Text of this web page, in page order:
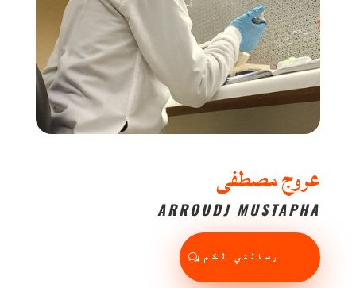
عروج مصطفى
ARROUDJ MUSTAPHA
رسالتي لكم